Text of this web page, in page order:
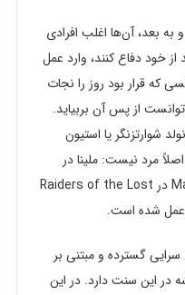
به بعد، آن‌ها اغلب افرادی
خود دفاع کنند، وارد عمل
که قرار بود روز را نجات
از پس آن بربیاید.
شوارتزنگر یا استیون
مرد نیست: ملینا در
Total Recall، نجات Quaid، یا Marion در Raiders of the Lost
سرایی گسترده و مبتنی بر
در این سنت دارد. در این